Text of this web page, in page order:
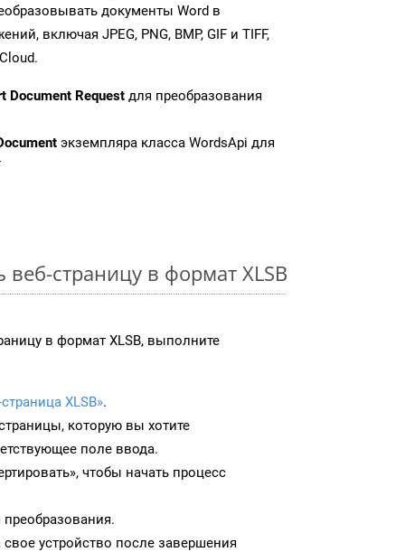
документы Word в
включая JPEG, PNG, BMP, GIF и TIFF,
Document Request для преобразования
экземпляра класса WordsApi для
веб-страницу в формат XLSB
в формат XLSB, выполните
XLSB».
которую вы хотите
поле ввода.
чтобы начать процесс
свое устройство после завершения